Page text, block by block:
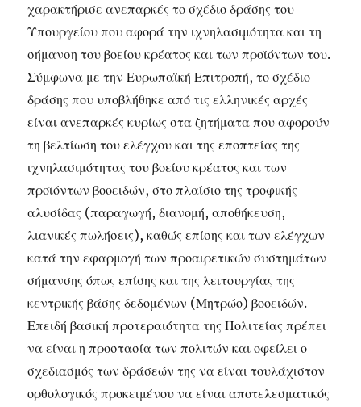
χαρακτήρισε ανεπαρκές το σχέδιο δράσης του
Υπουργείου που αφορά την ιχνηλασιμότητα και τη
σήμανση του βοείου κρέατος και των προϊόντων του.
Σύμφωνα με την Ευρωπαϊκή Επιτροπή, το σχέδιο
δράσης που υποβλήθηκε από τις ελληνικές αρχές
είναι ανεπαρκές κυρίως στα ζητήματα που αφορούν
τη βελτίωση του ελέγχου και της εποπτείας της
ιχνηλασιμότητας του βοείου κρέατος και των
προϊόντων βοοειδών, στο πλαίσιο της τροφικής
αλυσίδας (παραγωγή, διανομή, αποθήκευση,
λιανικές πωλήσεις), καθώς επίσης και των ελέγχων
κατά την εφαρμογή των προαιρετικών συστημάτων
σήμανσης όπως επίσης και της λειτουργίας της
κεντρικής βάσης δεδομένων (Μητρώο) βοοειδών.
Επειδή βασική προτεραιότητα της Πολιτείας πρέπει
να είναι η προστασία των πολιτών και οφείλει ο
σχεδιασμός των δράσεών της να είναι τουλάχιστον
ορθολογικός προκειμένου να είναι αποτελεσματικός